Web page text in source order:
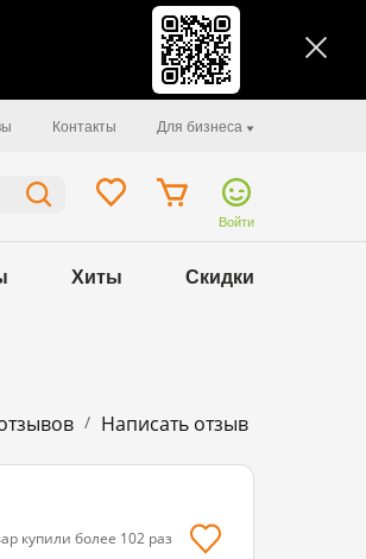
Контакты Для бизнеса
Войти
Хиты Скидки
/ Написать отзыв
купили более 102раз